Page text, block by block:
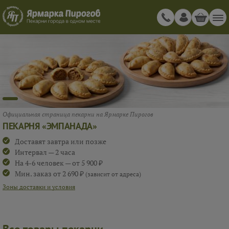
ПЕКАРНЯ «ЭМПАНАДА»
Официальная страница пекарни на Ярмарке Пирогов
Доставят завтра или позже
Интервал — 2 часа
На 4-6 человек — от 5 900 ₽
Мин. заказ от 2 690 ₽ (зависит от адреса)
Зоны доставки и условия